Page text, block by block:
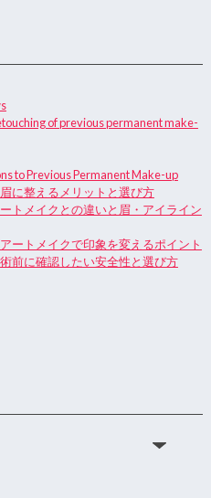
of previous permanent make-
to Previous Permanent Make-up
に整えるメリットと選び方
トメイクとの違いと眉・アイライン
ートメイクで印象を変えるポイント
前に確認したい安全性と選び方